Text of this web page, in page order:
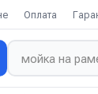
Оплата